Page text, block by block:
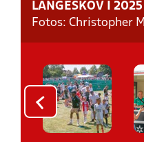
LANGESKOV I 2025
Fotos: Christopher